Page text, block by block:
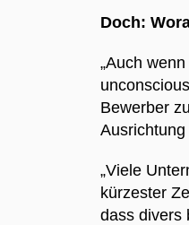
Doch:
„Auch
Bewerber
„Viele
kürzester
dass divers